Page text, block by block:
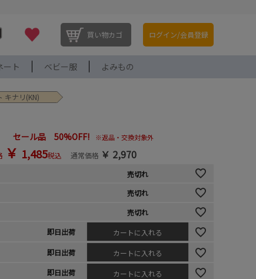
買い物カゴ ログイン/会員登録
ート ベビー服 よみもの
キナリ(KN)
セール品 50%OFF! ※返品・交換対象外
￥ 1,485税込 通常価格 ￥ 2,970
売切れ
売切れ
売切れ
即日出荷
カートに入れる
即日出荷
カートに入れる
即日出荷
カートに入れる